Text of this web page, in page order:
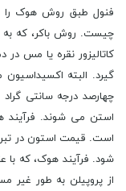
فنول طبق روش هوک را
چیست. روش باکر، که به
کاتالیزور نقره یا مس
گیرد. البته
چهارصد درجه سانتی
استن می شوند. فرآیند
است. قیمت استون در
شود. فرآیند هوک، که
از پروپیلن به طور غیر